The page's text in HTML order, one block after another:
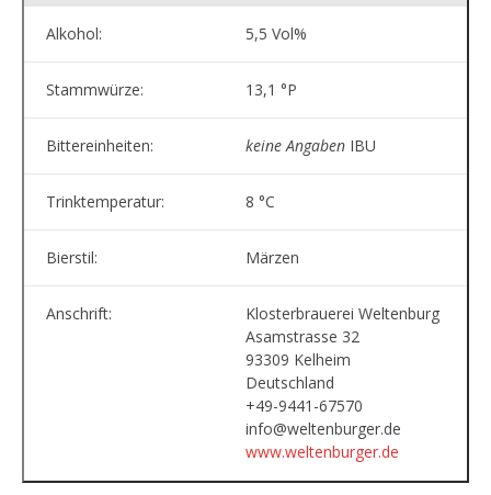
Alkohol: 5,5 Vol%
Stammwürze: 13,1 °P
Bittereinheiten: keine Angaben IBU
Trinktemperatur: 8 °C
Bierstil: Märzen
Anschrift:
Klosterbrauerei Weltenburg
Asamstrasse 32
93309 Kelheim
Deutschland
+49-9441-67570
info@weltenburger.de
www.weltenburger.de